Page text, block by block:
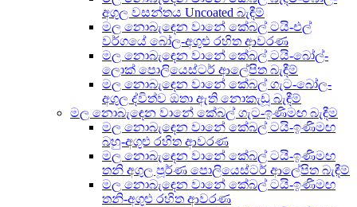
අගුල වසන්තය Uncoated බැඳීම්
මල නොබැඳෙන වානේ කේබල් ටයි-එල්
වර්ගයේ බෝල-අගුළු රහිත ආවරණ
මල නොබැඳෙන වානේ කේබල් ටයි-බෝල්-
ලොක් පොලියෙස්ටර් ආලේපිත බැඳීම්
මල නොබැඳෙන වානේ කේබල් ගැට-බෝල-
අගුල ද්විත්ව ඔතා ඇති නොකැඩූ බැඳීම්
මල නොබැඳෙන වානේ කේබල් ගැට-ඉණිමඟ බැඳීම
මල නොබැඳෙන වානේ කේබල් ටයි-ඉණිමඟ
බහු-අගුළු රහිත ආවරණ
මල නොබැඳෙන වානේ කේබල් ටයි-ඉණිමඟ
තනි අගුල පූර්ණ පොලියෙස්ටර් ආලේපිත බැඳීම්
මල නොබැඳෙන වානේ කේබල් ටයි-ඉණිමඟ
තනි-අගුළු රහිත ආවරණ